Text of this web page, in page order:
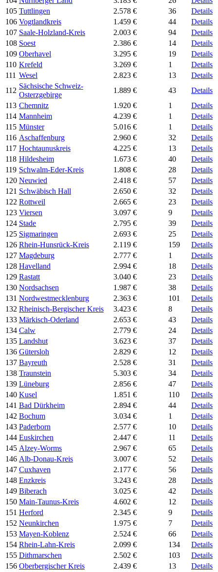
105 Tuttlingen 2.578 € 36
Details
106 Vogtlandkreis 1.459 € 44
Details
107 Saale-Holzland-Kreis 2.003 € 94
Details
108 Soest 2.386 € 14
Details
109 Oberhavel 3.295 € 19
Details
110 Krefeld 3.269 € 1
Details
111 Wesel 2.823 € 13
Details
112
Sächsische Schweiz-
Osterzgebirge
1.889 € 43
Details
113 Chemnitz 1.920 € 1
Details
114 Mannheim 4.239 € 1
Details
115 Münster 5.016 € 1
Details
116 Aschaffenburg 2.960 € 32
Details
117 Hochtaunuskreis 4.225 € 13
Details
118 Hildesheim 1.673 € 40
Details
119 Schwalm-Eder-Kreis 1.808 € 28
Details
120 Neuwied 2.418 € 57
Details
121 Schwäbisch Hall 2.650 € 32
Details
122 Rottweil 2.665 € 23
Details
123 Viersen 3.097 € 9
Details
124 Stade 2.795 € 39
Details
125 Sigmaringen 2.693 € 25
Details
126 Rhein-Hunsrück-Kreis 2.119 € 159
Details
127 Magdeburg 2.777 € 1
Details
128 Havelland 2.994 € 18
Details
129 Rastatt 3.040 € 23
Details
130 Nordsachsen 1.987 € 38
Details
131 Nordwestmecklenburg 2.363 € 101
Details
132 Rheinisch-Bergischer Kreis 3.423 € 8
Details
133 Märkisch-Oderland 2.653 € 43
Details
134 Calw 2.779 € 24
Details
135 Landshut 3.623 € 37
Details
136 Gütersloh 2.829 € 12
Details
137 Bayreuth 2.528 € 31
Details
138 Traunstein 5.303 € 34
Details
139 Lüneburg 2.856 € 47
Details
140 Kusel 1.851 € 110
Details
141 Bad Dürkheim 2.894 € 44
Details
142 Bochum 3.034 € 1
Details
143 Paderborn 2.577 € 10
Details
144 Euskirchen 2.447 € 11
Details
145 Alzey-Worms 2.967 € 65
Details
146 Alb-Donau-Kreis 3.007 € 52
Details
147 Cuxhaven 2.177 € 56
Details
148 Enzkreis 3.243 € 28
Details
149 Biberach 3.025 € 42
Details
150 Main-Taunus-Kreis 4.602 € 12
Details
151 Herford 2.345 € 9
Details
152 Neunkirchen 1.975 € 7
Details
153 Mayen-Koblenz 2.524 € 66
Details
154 Rhein-Lahn-Kreis 2.099 € 134
Details
155 Dithmarschen 2.502 € 103
Details
156 Oberbergischer Kreis 2.439 € 13
Details